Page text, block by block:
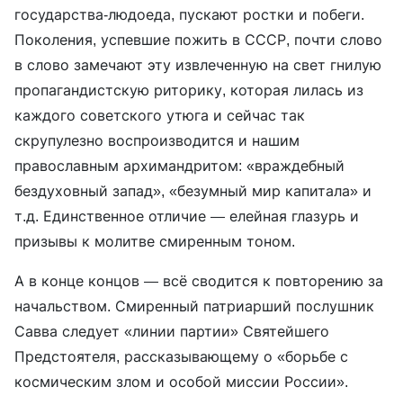
государства-людоеда, пускают ростки и побеги.
Поколения, успевшие пожить в СССР, почти слово
в слово замечают эту извлеченную на свет гнилую
пропагандистскую риторику, которая лилась из
каждого советского утюга и сейчас так
скрупулезно воспроизводится и нашим
православным архимандритом: «враждебный
бездуховный запад», «безумный мир капитала» и
т.д. Единственное отличие — елейная глазурь и
призывы к молитве смиренным тоном.
А в конце концов — всё сводится к повторению за
начальством. Смиренный патриарший послушник
Савва следует «линии партии» Святейшего
Предстоятеля, рассказывающему о «борьбе с
космическим злом и особой миссии России».